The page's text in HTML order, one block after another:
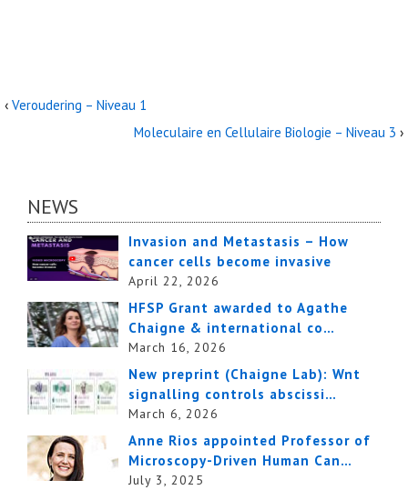
‹ Veroudering – Niveau 1
Moleculaire en Cellulaire Biologie – Niveau 3 ›
NEWS
Invasion and Metastasis – How
cancer cells become invasive
April 22, 2026
HFSP Grant awarded to Agathe
Chaigne & international co…
March 16, 2026
New preprint (Chaigne Lab): Wnt
signalling controls abscissi…
March 6, 2026
Anne Rios appointed Professor of
Microscopy-Driven Human Can…
July 3, 2025